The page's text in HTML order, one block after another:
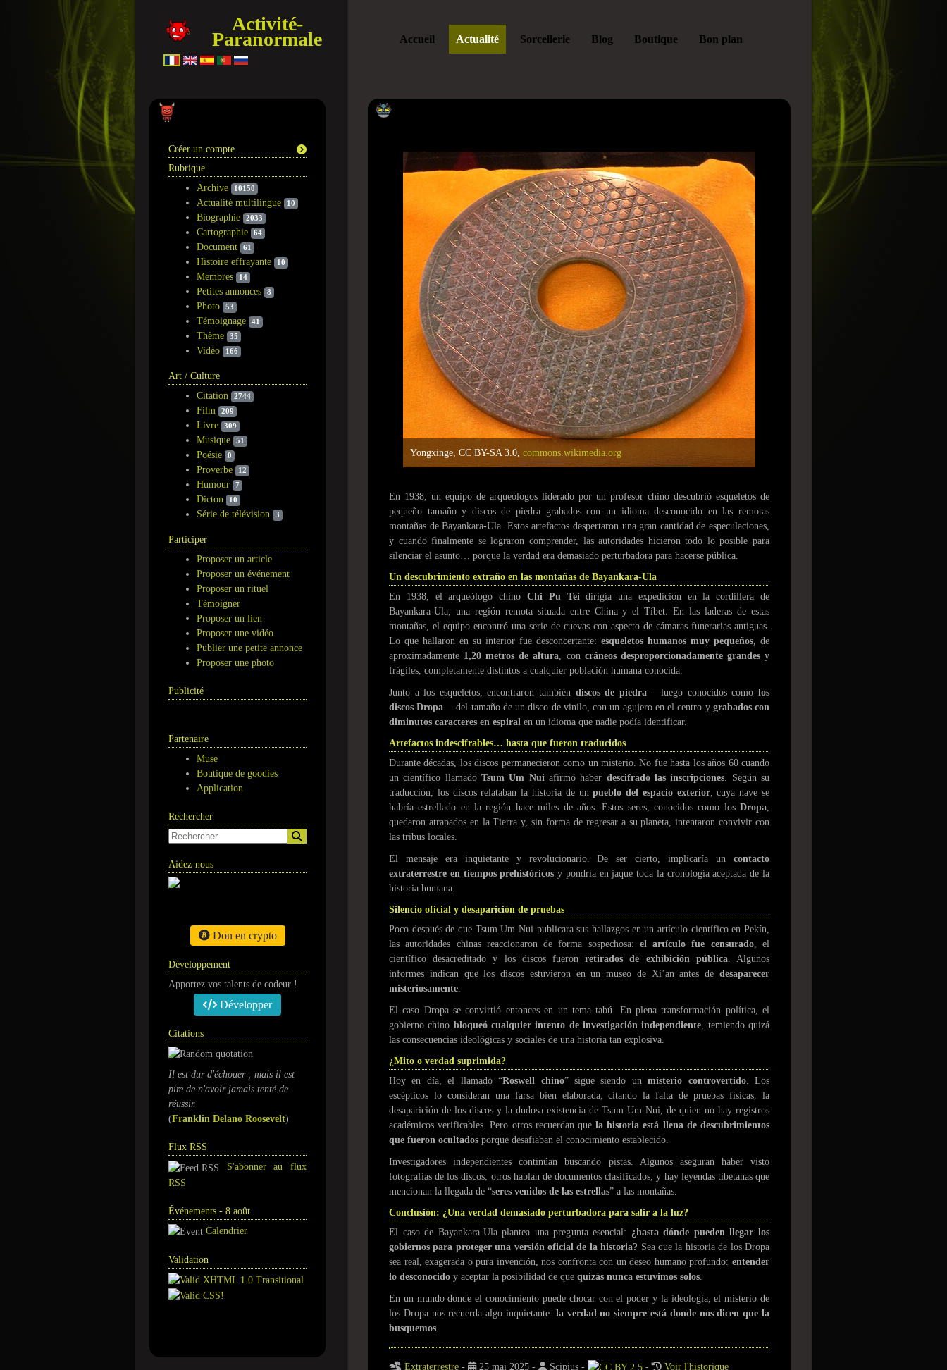
Activité-
Paranormale Accueil Actualité Sorcellerie Blog Boutique Bon plan
Créer un compte
Rubrique
Archive
10150
Actualité multilingue 10
Biographie 2033
Cartographie 64
Document 61
Histoire effrayante 10
Membres 14
Petites annonces 8
Photo 53
Témoignage 41
Thème 35
Vidéo 166
Art / Culture
Citation
2744
Film 209
Livre 309
Musique 51
Poésie 0
Proverbe 12
Humour 7
Dicton 10
Série de télévision 3
Participer
Proposer un article
Proposer un événement
Proposer un rituel
Témoigner
Proposer un lien
Proposer une vidéo
Publier une petite annonce
Proposer une photo
Publicité
Partenaire
Muse
Boutique de goodies
Application
Rechercher
Aidez-nous
Don en crypto
Développement
Apportez vos talents de codeur !
Développer
Citations
Il est dur d'échouer ; mais il est
pire de n'avoir jamais tenté de
réussir.
(Franklin Delano Roosevelt)
Flux RSS
S'abonner au flux
RSS
Événements - 8 août
Calendrier
Validation
La verdad sobre el Roswell Chino: arqueología prohibida y rumores
Yongxinge, CC BY-SA 3.0, commons.wikimedia.org
En 1938, un equipo de arqueólogos liderado por un profesor chino descubrió esqueletos de
pequeño tamaño y discos de piedra grabados con un idioma desconocido en las remotas
montañas de Bayankara-Ula. Estos artefactos despertaron una gran cantidad de especulaciones,
y cuando finalmente se lograron comprender, las autoridades hicieron todo lo posible para
silenciar el asunto… porque la verdad era demasiado perturbadora para hacerse pública.
Un descubrimiento extraño en las montañas de Bayankara-Ula
En 1938, el arqueólogo chino Chi Pu Teidirigía una expedición en la cordillera de
Bayankara-Ula, una región remota situada entre China y el Tíbet. En las laderas de estas
montañas, el equipo encontró una serie de cuevas con aspecto de cámaras funerarias antiguas.
Lo que hallaron en su interior fue desconcertante: esqueletos humanos muy pequeños, de
aproximadamente 1,20 metros de altura, con cráneos desproporcionadamente grandesy
frágiles, completamente distintos a cualquier población humana conocida.
Junto a los esqueletos, encontraron también discos de piedra—luego conocidos comolos
discos Dropa— del tamaño de un disco de vinilo, con un agujero en el centro y grabados con
diminutos caracteres en espiral en un idioma que nadie podía identificar.
Artefactos indescifrables… hasta que fueron traducidos
Durante décadas, los discos permanecieron como un misterio. No fue hasta los años 60 cuando
un científico llamado Tsum Um Nuiafirmó haber descifrado las inscripciones. Según su
traducción, los discos relataban la historia de unpueblo del espacio exterior, cuya nave se
habría estrellado en la región hace miles de años. Estos seres, conocidos como los Dropa,
quedaron atrapados en la Tierra y, sin forma de regresar a su planeta, intentaron convivir con
las tribus locales.
El mensaje era inquietante y revolucionario. De ser cierto, implicaría un contacto
extraterrestre en tiempos prehistóricos y pondría en jaque toda la cronología aceptada de la
historia humana.
Silencio oficial y desaparición de pruebas
Poco después de que Tsum Um Nui publicara sus hallazgos en un artículo científico en Pekín,
las autoridades chinas reaccionaron de forma sospechosa: el artículo fue censurado, el
científico desacreditado y los discos fueronretirados de exhibición pública. Algunos
informes indican que los discos estuvieron en un museo de Xi’an antes de desaparecer
misteriosamente.
El caso Dropa se convirtió entonces en un tema tabú. En plena transformación política, el
gobierno chino bloqueó cualquier intento de investigación independiente, temiendo quizá
las consecuencias ideológicas y sociales de una historia tan explosiva.
¿Mito o verdad suprimida?
Hoy en día, el llamado “Roswell chino” sigue siendo unmisterio controvertido. Los
escépticos lo consideran una farsa bien elaborada, citando la falta de pruebas físicas, la
desaparición de los discos y la dudosa existencia de Tsum Um Nui, de quien no hay registros
académicos verificables. Pero otros recuerdan quela historia está llena de descubrimientos
que fueron ocultados porque desafiaban el conocimiento establecido.
Investigadores independientes continúan buscando pistas. Algunos aseguran haber visto
fotografías de los discos, otros hablan de documentos clasificados, y hay leyendas tibetanas que
mencionan la llegada de “seres venidos de las estrellas” a las montañas.
Conclusión: ¿Una verdad demasiado perturbadora para salir a la luz?
El caso de Bayankara-Ula plantea una pregunta esencial: ¿hasta dónde pueden llegar los
gobiernos para proteger una versión oficial de la historia? Sea que la historia de los Dropa
sea real, exagerada o pura invención, nos confronta con un deseo humano profundo: entender
lo desconocido y aceptar la posibilidad de que quizás nunca estuvimos solos.
En un mundo donde el conocimiento puede chocar con el poder y la ideología, el misterio de
los Dropa nos recuerda algo inquietante: la verdad no siempre está donde nos dicen que la
busquemos.
Extraterrestre - 25 mai 2025 - Scipius - - Voir l'historique